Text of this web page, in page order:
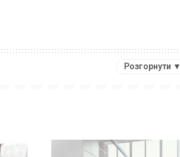
Розгорнути ▼